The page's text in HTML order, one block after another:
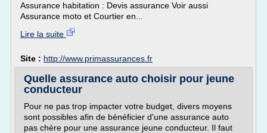
Assurance habitation : Devis assurance Voir aussi
Assurance moto et Courtier en...
Lire la suite
Site : http://www.primassurances.fr
Quelle assurance auto choisir pour jeune
conducteur
Pour ne pas trop impacter votre budget, divers moyens
sont possibles afin de bénéficier d'une assurance auto
pas chère pour une assurance jeune conducteur. Il faut